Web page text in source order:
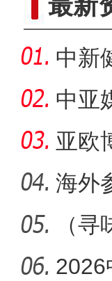
中新
上线
中亚
亚欧
海外
（
新生